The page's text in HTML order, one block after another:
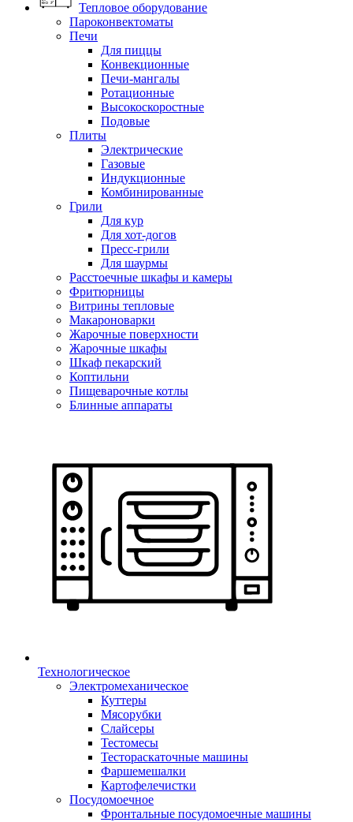
Тепловое оборудование
Пароконвектоматы
Печи
Для пиццы
Конвекционные
Печи-мангалы
Ротационные
Высокоскоростные
Подовые
Плиты
Электрические
Газовые
Индукционные
Комбинированные
Грили
Для кур
Для хот-догов
Пресс-грили
Для шаурмы
Расстоечные шкафы и камеры
Фритюрницы
Витрины тепловые
Макароноварки
Жарочные поверхности
Жарочные шкафы
Шкаф пекарский
Коптильни
Пищеварочные котлы
Блинные аппараты
Технологическое
Электромеханическое
Куттеры
Мясорубки
Слайсеры
Тестомесы
Тестораскаточные машины
Фаршемешалки
Картофелечистки
Посудомоечное
Фронтальные посудомоечные машины